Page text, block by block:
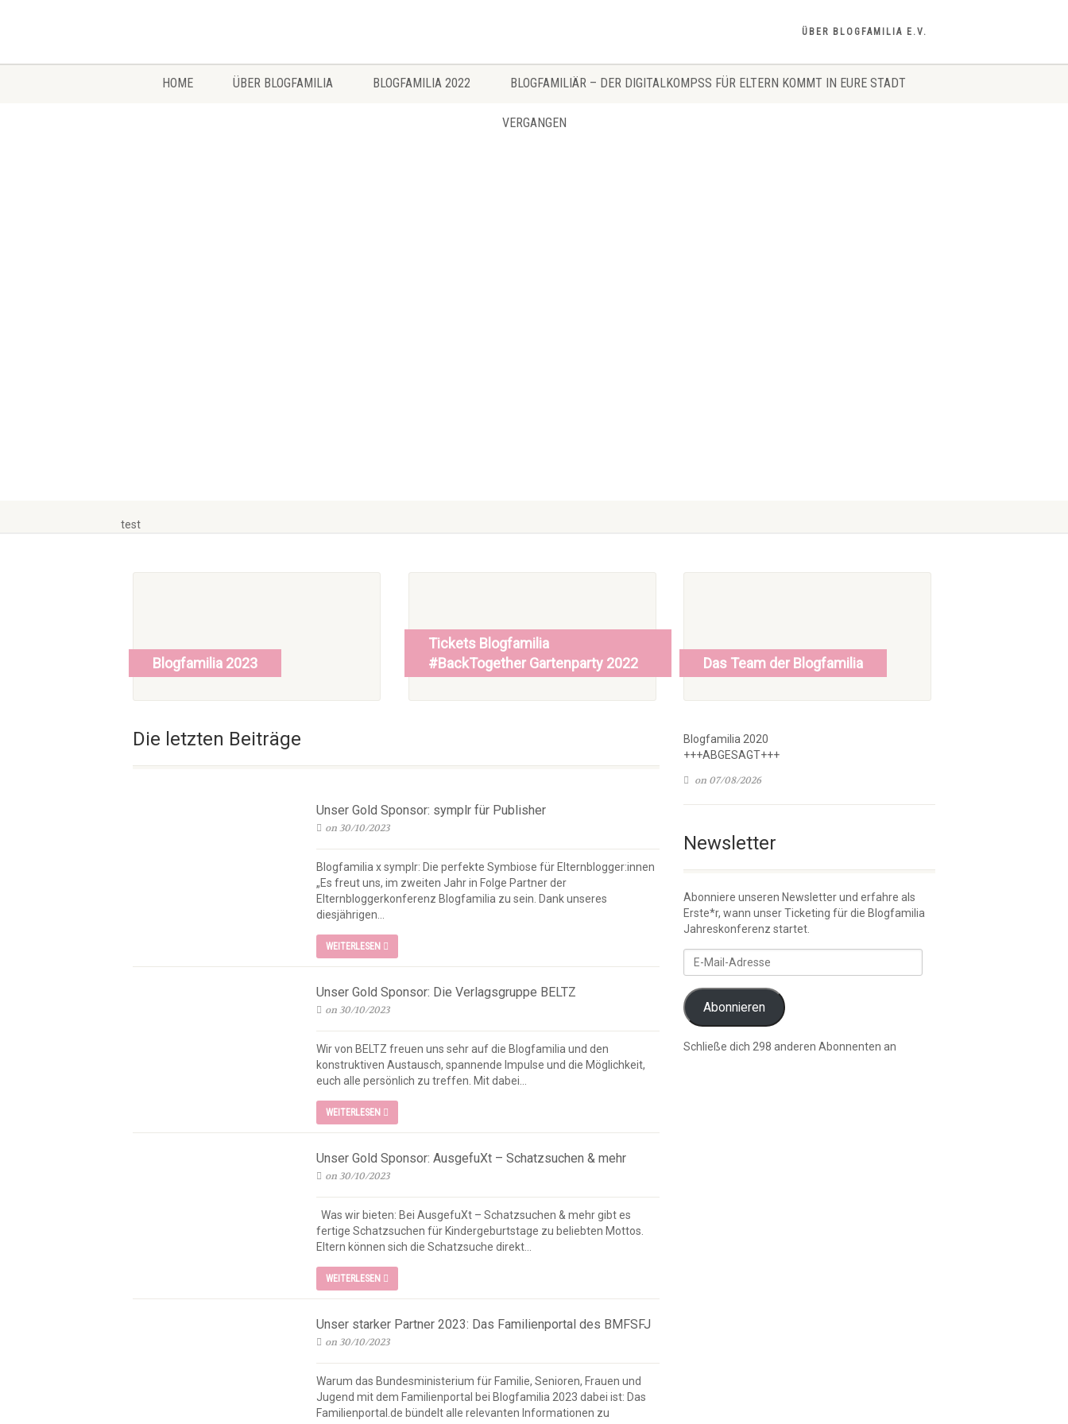
ÜBER BLOGFAMILIA E.V.
HOME ÜBER BLOGFAMILIA BLOGFAMILIA 2022 BLOGFAMILIÄR – DER DIGITALKOMPSS FÜR ELTERN KOMMT IN EURE STADT
VERGANGEN
test
Blogfamilia 2023
read more
Tickets Blogfamilia
#BackTogether Gartenparty 2022
read more Das Team der Blogfamilia
read more
Die letzten Beiträge
Unser Gold Sponsor: symplr für Publisher
on 30/10/2023
Blogfamilia x symplr: Die perfekte Symbiose für Elternblogger:innen
„Es freut uns, im zweiten Jahr in Folge Partner der
Elternbloggerkonferenz Blogfamilia zu sein. Dank unseres
diesjährigen...
WEITERLESEN
Unser Gold Sponsor: Die Verlagsgruppe BELTZ
on 30/10/2023
Wir von BELTZ freuen uns sehr auf die Blogfamilia und den
konstruktiven Austausch, spannende Impulse und die Möglichkeit,
euch alle persönlich zu treffen. Mit dabei...
WEITERLESEN
Unser Gold Sponsor: AusgefuXt – Schatzsuchen & mehr
on 30/10/2023
Was wir bieten: Bei AusgefuXt – Schatzsuchen & mehr gibt es
fertige Schatzsuchen für Kindergeburtstage zu beliebten Mottos.
Eltern können sich die Schatzsuche direkt...
WEITERLESEN
Unser starker Partner 2023: Das Familienportal des BMFSFJ
on 30/10/2023
Warum das Bundesministerium für Familie, Senioren, Frauen und
Jugend mit dem Familienportal bei Blogfamilia 2023 dabei ist: Das
Familienportal.de bündelt alle relevanten Informationen zu
Blogfamilia 2020
+++ABGESAGT+++
on 07/08/2026
Newsletter
Abonniere unseren Newsletter und erfahre als
Erste*r, wann unser Ticketing für die Blogfamilia
Jahreskonferenz startet.
Mail-
Adresse
Abonnieren
Schließe dich 298 anderen Abonnenten an